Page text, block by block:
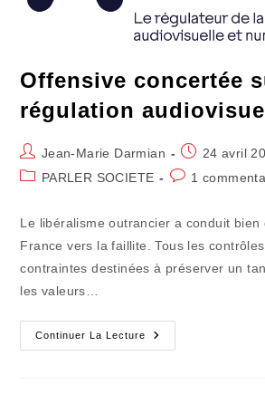
Offensive concertée
régulation
Auteur/autrice
de
Jean-Marie Darmian
Publication
publiée :
24 avril
PostPARLER SOCIETE
Commentaires
1
Le libéralisme outrancier a conduit bien
France vers la faillite. Tous les
contraintes destinées à préserver un
les valeurs…
Continuer La Lecture
Offensive
Concertée